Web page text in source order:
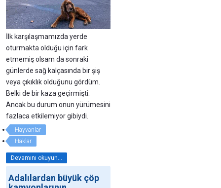
İlk karşılaşmamızda yerde
oturmakta olduğu için fark
etmemiş olsam da sonraki
günlerde sağ kalçasında bir şiş
veya çıkıklık olduğunu gördüm.
Belki de bir kaza geçirmişti.
Ancak bu durum onun yürümesini
fazlaca etkilemiyor gibiydi.
Hayvanlar
Haklar
Devamını okuyun...
Adalılardan büyük çöp